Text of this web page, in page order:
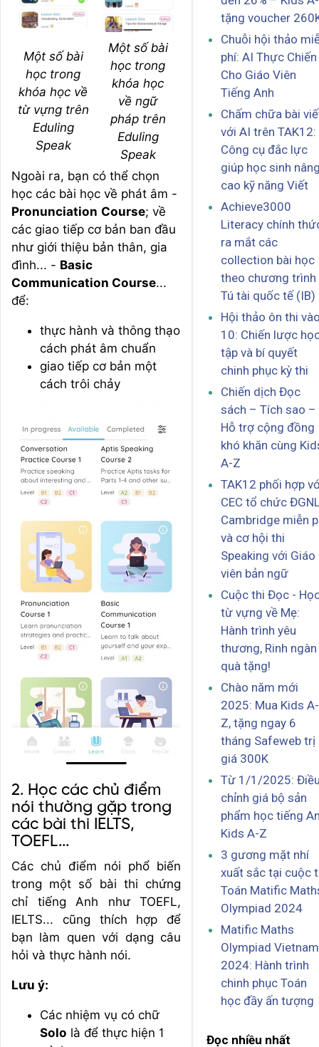
Một số bài
học trong
khóa học về
từ vựng trên
Eduling
Speak
Một số bài
học trong
khóa học
về ngữ
pháp trên
Eduling
Speak
Ngoài ra, bạn có thể chọn
học các bài học về phát âm -
Pronunciation Course; về
các giao tiếp cơ bản ban đầu
như giới thiệu bản thân, gia
đình... - Basic
Communication Course...
để:
thực hành và thông thạo
cách phát âm chuẩn
giao tiếp cơ bản một
cách trôi chảy
2. Học các chủ điểm
nói thường gặp trong
các bài thi IELTS,
TOEFL...
Các chủ điểm nói phổ biến
trong một số bài thi chứng
chỉ tiếng Anh như TOEFL,
IELTS... cũng thích hợp để
bạn làm quen với dạng câu
hỏi và thực hành nói.
Lưu ý:
Các nhiệm vụ có chữ
Solo là để thực hiện 1
tặng voucher
Chuỗi hội thảo
phí: AI Thực Chiến
Cho Giáo Viên
Tiếng Anh
Chấm chữa bài
với AI trên TAK12:
Công cụ đắc lực
giúp học sinh
cao kỹ năng Viết
Achieve3000
Literacy chính
ra mắt các
collection bài học
theo chương trình
Tú tài quốc tế (IB)
Hội thảo ôn thi
10: Chiến lược
tập và bí quyết
chinh phục kỳ thi
Chiến dịch Đọc
sách – Tích sao –
Hỗ trợ cộng đồng
khó khăn cùng
A-Z
TAK12 phối hợp
CEC tổ chức
Cambridge miễn
và cơ hội thi
Speaking với Giáo
viên bản ngữ
Cuộc thi Đọc -
từ vựng về Mẹ:
Hành trình yêu
thương, Rinh ngàn
quà tặng!
Chào năm mới
2025: Mua Kids A-
Z, tặng ngay 6
tháng Safeweb trị
giá 300K
Từ 1/1/2025:
chỉnh giá bộ sản
phẩm học tiếng
Kids A-Z
3 gương mặt nhí
xuất sắc tại cuộc
Toán Matific
Olympiad 2024
Matific Maths
Olympiad Vietnam
2024: Hành trình
chinh phục Toán
học đầy ấn tượng
Đọc nhiều nhất